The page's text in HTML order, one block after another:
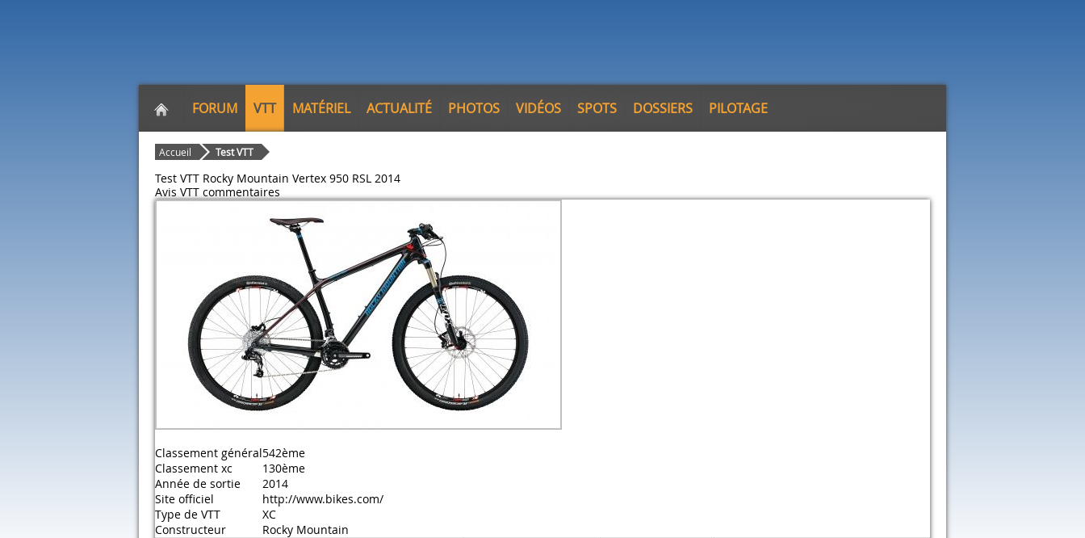
FORUM VTT MATÉRIEL ACTUALITÉ PHOTOS VIDÉOS SPOTS DOSSIERS PILOTAGE
Accueil Test VTT
Test VTT Rocky Mountain Vertex 950 RSL 2014
Avis VTT commentaires
Classement général542ème
Classement xc
130ème
Année de sortie
2014
Site officiel
http://www.bikes.com/
Type de VTT
XC
Constructeur
Rocky Mountain